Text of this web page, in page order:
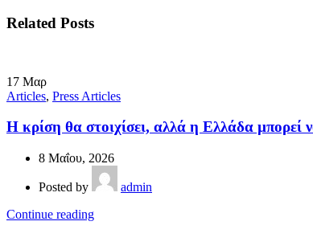
Related Posts
17 Μαρ
Articles, Press Articles
Η κρίση θα στοιχίσει, αλλά η Ελλάδα µπορεί
8 Μαΐου, 2026
Posted by
admin
Continue reading